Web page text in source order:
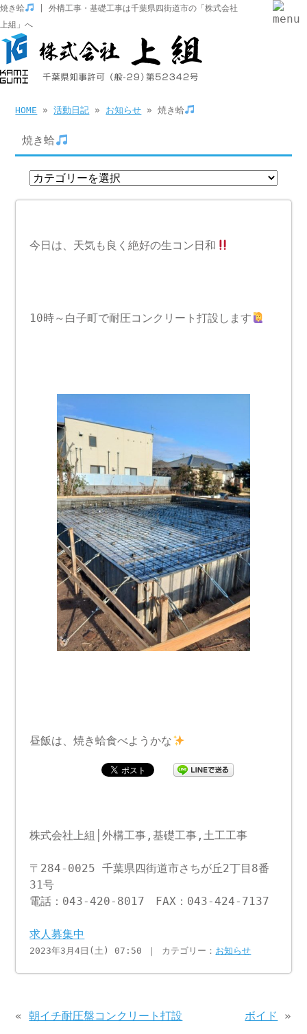
焼き蛤
| 外構工事・基礎工事は千葉県四街道市の「株式会社
上組」へ
HOME »活動日記 » お知らせ » 焼き蛤
焼き蛤
今日は、天気も良く絶好の生コン日和
10時～白子町で耐圧コンクリート打設します
昼飯は、焼き蛤食べようかな
株式会社上組│外構工事,基礎工事,土工工事
〒284-0025 千葉県四街道市さちが丘2丁目8番
31号
電話：043-420-8017 FAX：043-424-7137
求人募集中
2023年3月4日(土) 07:50 ｜ カテゴリー： お知らせ
«朝イチ耐圧盤コンクリート打設 ボイド »